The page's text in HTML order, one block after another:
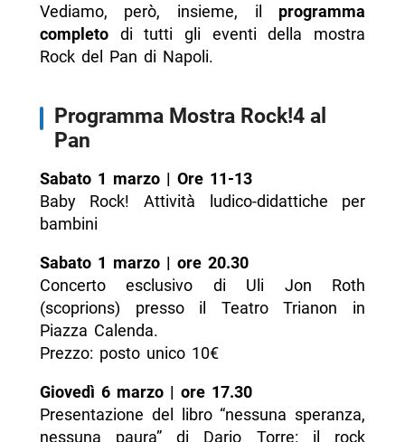
Vediamo, però, insieme, il programma
completodi tutti gli eventi della mostra
Rock del Pan di Napoli.
Programma Mostra Rock!4 al
Pan
Sabato 1 marzo | Ore 11-13
Baby Rock! Attività ludico-didattiche per
bambini
Sabato 1 marzo | ore 20.30
Concerto esclusivo di Uli Jon Roth
(scoprions) presso il Teatro Trianon in
Piazza Calenda.
Prezzo: posto unico 10€
Giovedì 6 marzo | ore 17.30
Presentazione del libro “nessuna speranza,
nessuna paura” di Dario Torre: il rock